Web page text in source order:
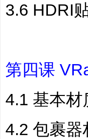
3.6 HDRI
第四课
4.1 基本材
4.2 包裹器